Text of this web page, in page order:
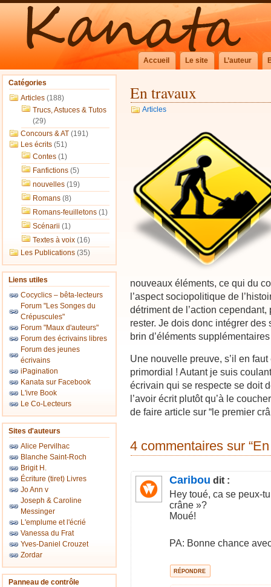
Accueil Le site L’auteur
Catégories
Articles (188)
Trucs, Astuces & Tutos
(29)
Concours & AT (191)
Les écrits (51)
Contes (1)
Fanfictions (5)
nouvelles (19)
Romans (8)
Romans-feuilletons (1)
Scénarii (1)
Textes à voix (16)
Les Publications (35)
Liens utiles
Cocyclics – bêta-lecteurs
Forum "Les Songes du
Crépuscules"
Forum "Maux d'auteurs"
Forum des écrivains libres
Forum des jeunes
écrivains
iPagination
Kanata sur Facebook
L'ivre Book
Le Co-Lecteurs
Sites d'auteurs
Alice Pervilhac
Blanche Saint-Roch
Brigit H.
Écriture (tiret) Livres
Jo Ann v
Joseph & Caroline
Messinger
L'emplume et l'écrié
Vanessa du Frat
Yves-Daniel Crouzet
Zordar
Panneau de contrôle
En travaux
Articles
nouveaux éléments, ce qui du
l’aspect sociopolitique de
détriment de l’action
rester. Je dois donc intégrer
brin d’éléments
Une nouvelle preuve, s’il en
primordial ! Autant je suis
écrivain qui se respecte se doit
l’avoir écrit plutôt qu’à le
de faire article sur “le premier
4 commentaires sur
Caribou dit :
Hey toué, ca se peux-
crâne »?
Moué!
PA: Bonne chance
RÉPONDRE